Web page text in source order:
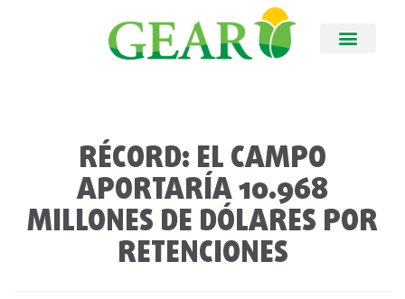
RÉCORD: EL CAMPO
APORTARÍA 10.968
MILLONES DE DÓLARES POR
RETENCIONES